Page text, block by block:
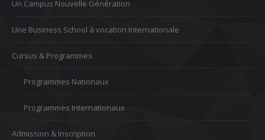
Un Campus Nouvelle Génération
Une Business School à vocation Internationale
Cursus & Programmes
Programmes Nationaux
Programmes Internationaux
Admission & Inscription